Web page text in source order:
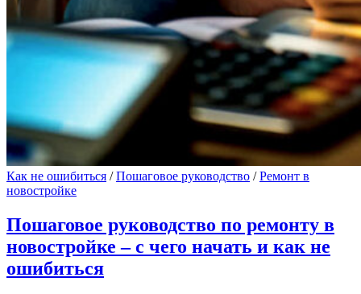
Как не ошибиться /Пошаговое руководство /Ремонт в
новостройке
Пошаговое руководство по ремонту в
новостройке – с чего начать и как не
ошибиться